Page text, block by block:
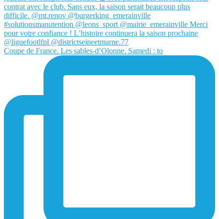
Coupe de France. Les sables-d’Olonne. Samedi : to